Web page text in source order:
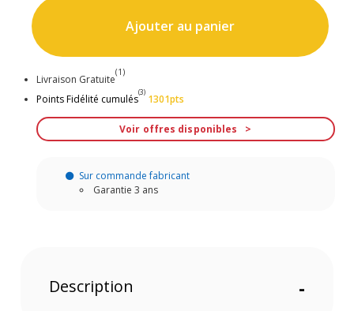
Ajouter au panier
Livraison Gratuite
(1)
Points Fidélité cumulés
(3)
1301pts
Voir offres disponibles
Sur commande fabricant
Garantie 3 ans
Description -